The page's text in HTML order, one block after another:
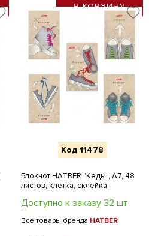
В КОРЗИНУ
Код 11478
Блокнот HATBER "Кеды", А7, 48
листов, клетка, склейка
Доступно к заказу 32 шт
Все товары бренда HATBER